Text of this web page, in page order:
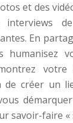
et des
interviews
En
humanisez
votre
de créer un
savoir-faire «